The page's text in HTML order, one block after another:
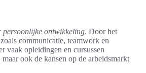
persoonlijke ontwikkeling. Door het
communicatie, teamwork en
vaak opleidingen en cursussen
ook de kansen op de arbeidsmarkt